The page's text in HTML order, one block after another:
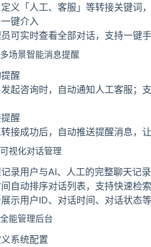
义「人工、客服」等转接关键词
键介入
可实时查看全部对话，支持一键
场景智能消息提醒
醒
起咨询时，自动通知人工客服；
醒
接成功后，自动推送提醒消息，
视化对话管理
录用户与AI、人工的完整聊天记
自动排序对话列表，支持快速检
示用户ID、对话时间、对话状态
能管理后台
系统配置